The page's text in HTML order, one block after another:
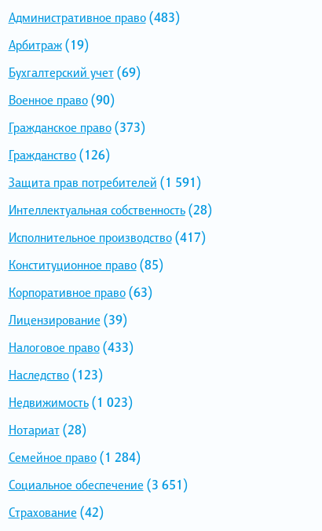
Административное право(483)
Арбитраж(19)
Бухгалтерский учет(69)
Военное право(90)
Гражданское право(373)
Гражданство(126)
Защита прав потребителей (1 591)
Интеллектуальная собственность(28)
Исполнительное производство(417)
Конституционное право(85)
Корпоративное право(63)
Лицензирование (39)
Налоговое право(433)
Наследство(123)
Недвижимость(1 023)
Нотариат(28)
Семейное право(1 284)
Социальное обеспечение (3 651)
Страхование (42)